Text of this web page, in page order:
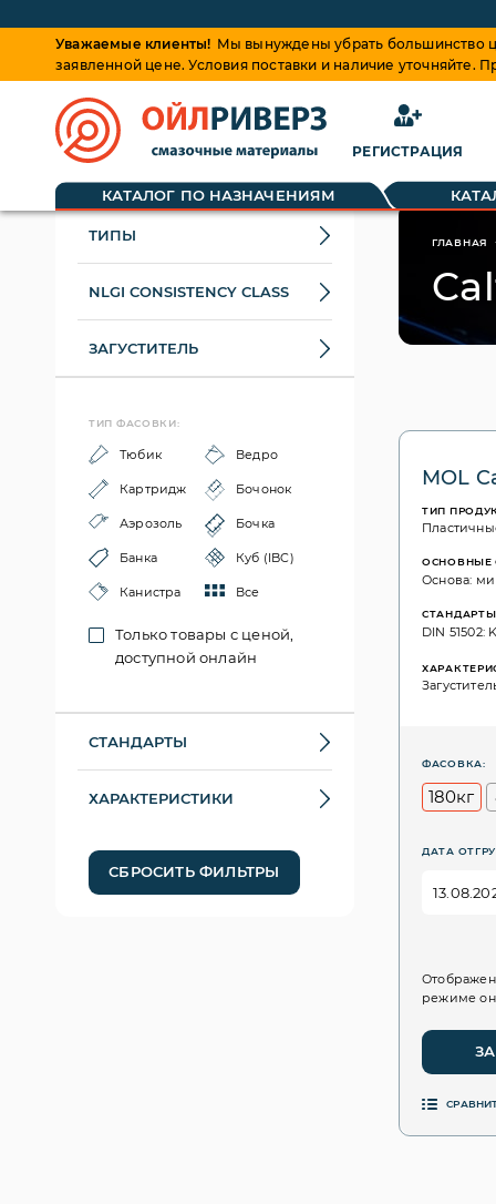
Уважаемые клиенты! Мы вынуждены убрать большинство
заявленной цене. Условия поставки и наличие
РЕГИСТРАЦИЯ
КАТАЛОГ ПО НАЗНАЧЕНИЯМ
ТИПЫ
NLGI CONSISTENCY CLASS
ЗАГУСТИТЕЛЬ
ТИП ФАСОВКИ:
Тюбик Ведро
Картридж Бочонок
Аэрозоль Бочка
Банка Куб (IBC)
Канистра Все
Только товары с ценой,
доступной онлайн
СТАНДАРТЫ
ХАРАКТЕРИСТИКИ
СБРОСИТЬ ФИЛЬТРЫ
ГЛАВНАЯ
MOL
ТИП
ОСНОВНЫЕ
Основа:
СТАНДАРТЫ
DIN 51502:
ФАСОВКА:
180кг
ДАТА
режиме